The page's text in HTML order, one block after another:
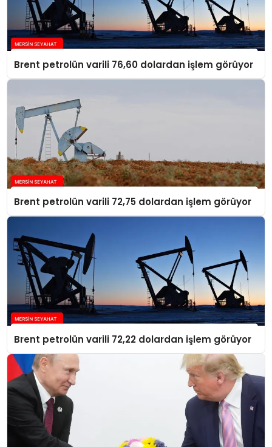
Brent petrolün varili 76,60 dolardan işlem görüyor
Brent petrolün varili 72,75 dolardan işlem görüyor
Brent petrolün varili 72,22 dolardan işlem görüyor